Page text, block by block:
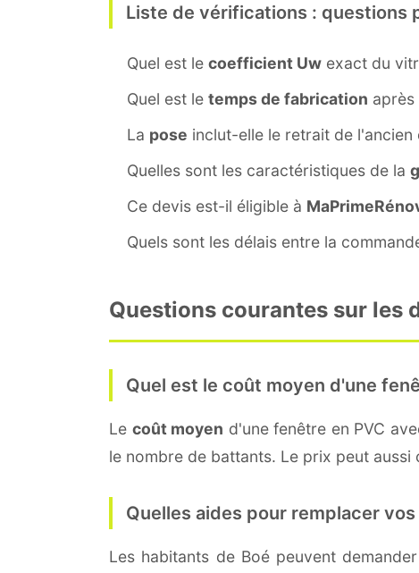
Liste de vérifications : questions
Quel est le coefficient Uw exact du
Quel est le temps de fabrication après
La pose inclut-elle le retrait de
Quelles sont les caractéristiques de la
Ce devis est-il éligible à
Quels sont les délais entre la
Questions courantes sur les
Quel est le coût moyen d'une
Le coût moyen d'une fenêtre en PVC
le nombre de battants. Le prix peut
Quelles aides pour remplacer
Les habitants de Boé peuvent demander